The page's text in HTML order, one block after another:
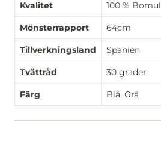
Kvalitet 100 %
Mönsterrapport 64cm
Tillverkningsland Spanien
Tvättråd 30 grader
Färg Blå, Grå